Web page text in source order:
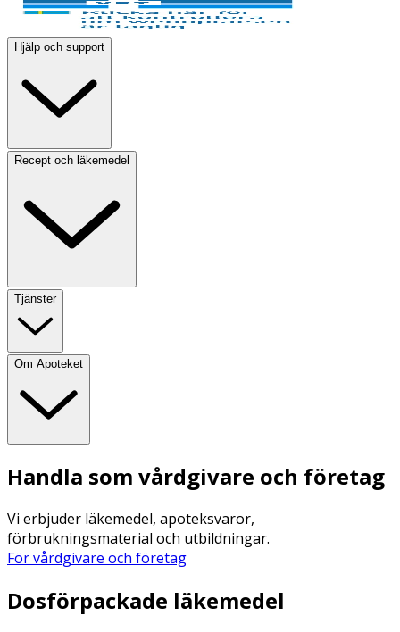
Hjälp och support
Recept och läkemedel
Tjänster
Om Apoteket
Handla som vårdgivare och företag
Vi erbjuder läkemedel, apoteksvaror,
förbrukningsmaterial och utbildningar.
För vårdgivare och företag
Dosförpackade läkemedel